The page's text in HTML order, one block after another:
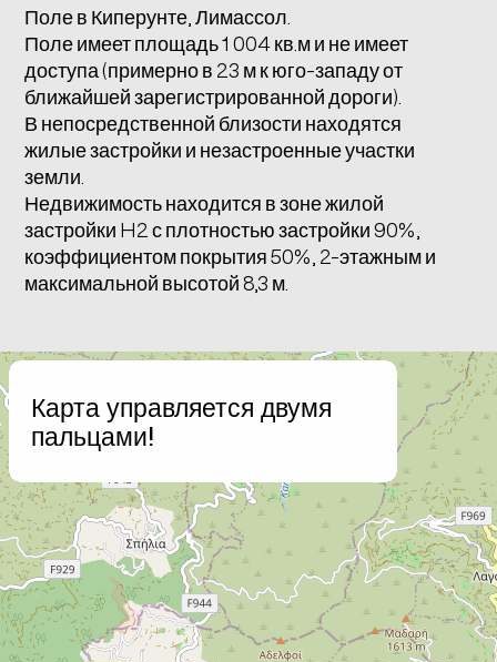
Поле в Киперунте, Лимассол.
Поле имеет площадь 1 004 кв.м и не имеет
доступа (примерно в 23 м к юго-западу от
ближайшей зарегистрированной дороги).
В непосредственной близости находятся
жилые застройки и незастроенные участки
земли.
Недвижимость находится в зоне жилой
застройки H2 с плотностью застройки 90%,
коэффициентом покрытия 50%, 2-этажным и
максимальной высотой 8,3 м.
Карта управляется двумя
пальцами!
−